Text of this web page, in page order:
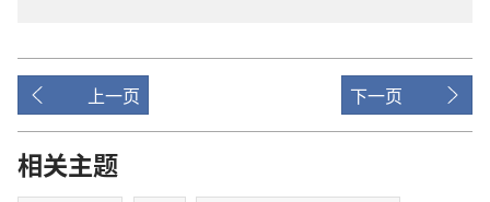
上一页 下一页
相关主题